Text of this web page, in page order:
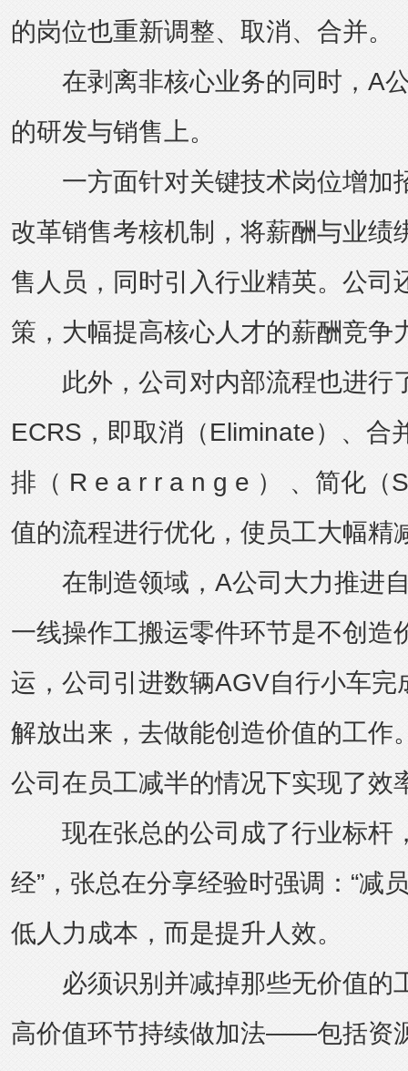
的岗位也重新调整、取消、合并。
在剥离非核心业务的同时，A公
的研发与销售上。
一方面针对关键技术岗位增加
改革销售考核机制，将薪酬与业绩
售人员，同时引入行业精英。公司
策，大幅提高核心人才的薪酬竞争
此外，公司对内部流程也进行
ECRS，即取消（Eliminate）、合
排（ R e a r r a n g e ） 、简化（
值的流程进行优化，使员工大幅精
在制造领域，A公司大力推进自
一线操作工搬运零件环节是不创造
运，公司引进数辆AGV自行小车完
解放出来，去做能创造价值的工作
公司在员工减半的情况下实现了效
现在张总的公司成了行业标杆
经”，张总在分享经验时强调：“减
低人力成本，而是提升人效。
必须识别并减掉那些无价值的
高价值环节持续做加法——包括资